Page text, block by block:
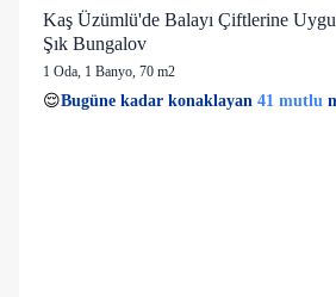
Kaş Üzümlü'de Balayı Çiftlerine
Şık Bungalov
1 Oda, 1 Banyo, 70 m2
👀Son 1 saatte35 kişigörüntüledi